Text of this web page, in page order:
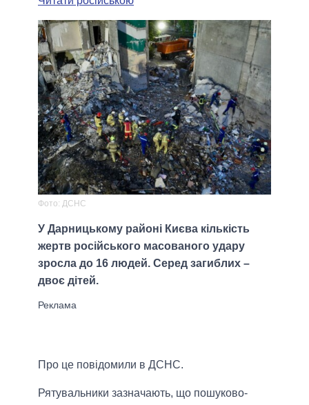
Фото: ДСНС
У Дарницькому районі Києва кількість
жертв російського масованого удару
зросла до 16 людей. Серед загиблих –
двоє дітей.
Про це повідомили в ДСНС.
Рятувальники зазначають, що пошуково-